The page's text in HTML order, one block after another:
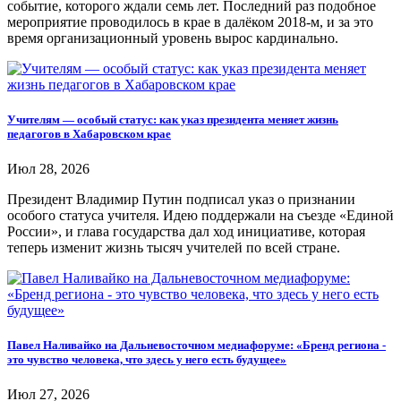
событие, которого ждали семь лет. Последний раз подобное
мероприятие проводилось в крае в далёком 2018-м, и за это
время организационный уровень вырос кардинально.
Учителям — особый статус: как указ президента меняет жизнь
педагогов в Хабаровском крае
Июл 28, 2026
Президент Владимир Путин подписал указ о признании
особого статуса учителя. Идею поддержали на съезде «Единой
России», и глава государства дал ход инициативе, которая
теперь изменит жизнь тысяч учителей по всей стране.
Павел Наливайко на Дальневосточном медиафоруме: «Бренд региона -
это чувство человека, что здесь у него есть будущее»
Июл 27, 2026